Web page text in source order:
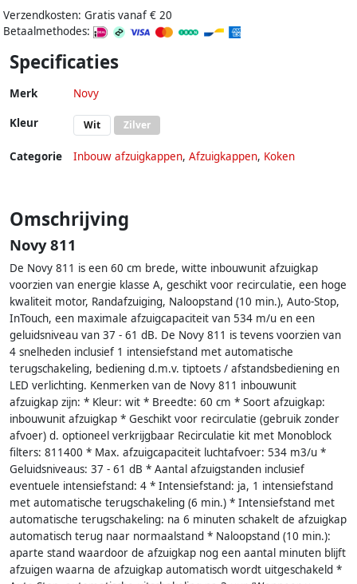
Verzendkosten: Gratis vanaf € 20
Betaalmethodes:
Specificaties
Merk Novy
Kleur Wit Zilver
Categorie Inbouw afzuigkappen, Afzuigkappen, Koken
Omschrijving
Novy 811
De Novy 811 is een 60 cm brede, witte inbouwunit afzuigkap
voorzien van energie klasse A, geschikt voor recirculatie, een hoge
kwaliteit motor, Randafzuiging, Naloopstand (10 min.), Auto-Stop,
InTouch, een maximale afzuigcapaciteit van 534 m/u en een
geluidsniveau van 37 - 61 dB. De Novy 811 is tevens voorzien van
4 snelheden inclusief 1 intensiefstand met automatische
terugschakeling, bediening d.m.v. tiptoets / afstandsbediening en
LED verlichting. Kenmerken van de Novy 811 inbouwunit
afzuigkap zijn: * Kleur: wit * Breedte: 60 cm * Soort afzuigkap:
inbouwunit afzuigkap * Geschikt voor recirculatie (gebruik zonder
afvoer) d. optioneel verkrijgbaar Recirculatie kit met Monoblock
filters: 811400 * Max. afzuigcapaciteit luchtafvoer: 534 m3/u *
Geluidsniveaus: 37 - 61 dB * Aantal afzuigstanden inclusief
eventuele intensiefstand: 4 * Intensiefstand: ja, 1 intensiefstand
met automatische terugschakeling (6 min.) * Intensiefstand met
automatische terugschakeling: na 6 minuten schakelt de afzuigkap
automatisch terug naar normaalstand * Naloopstand (10 min.):
aparte stand waardoor de afzuigkap nog een aantal minuten blijft
afzuigen waarna de afzuigkap automatisch wordt uitgeschakeld *